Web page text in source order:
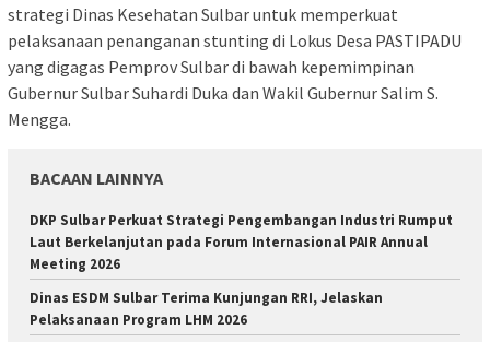
strategi Dinas Kesehatan Sulbar untuk memperkuat
pelaksanaan penanganan stunting di Lokus Desa PASTIPADU
yang digagas Pemprov Sulbar di bawah kepemimpinan
Gubernur Sulbar Suhardi Duka dan Wakil Gubernur Salim S.
Mengga.
BACAAN LAINNYA
DKP Sulbar Perkuat Strategi Pengembangan Industri Rumput
Laut Berkelanjutan pada Forum Internasional PAIR Annual
Meeting 2026
Dinas ESDM Sulbar Terima Kunjungan RRI, Jelaskan
Pelaksanaan Program LHM 2026